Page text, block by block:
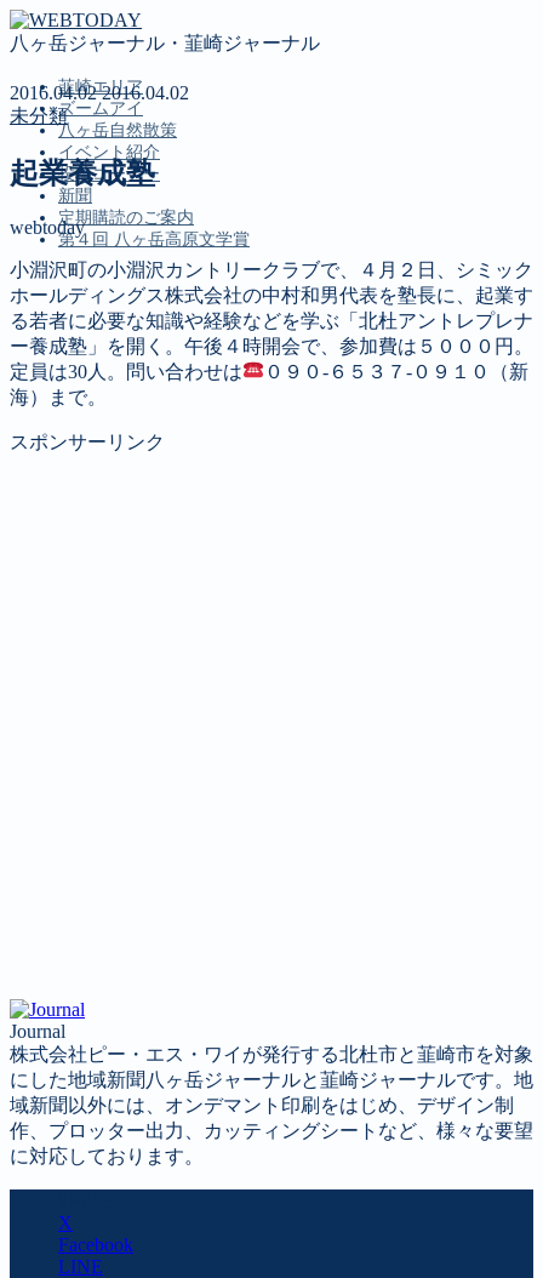
八ヶ岳ジャーナル・韮崎ジャーナル
韮崎エリア
ズームアイ
八ヶ岳自然散策
イベント紹介
投稿コーナー
新聞
定期購読のご案内
第４回 八ヶ岳高原文学賞
MENU
韮崎エリア
ズームアイ
八ヶ岳自然散策
イベント紹介
投稿コーナー
2016.04.022016.04.02
未分類
起業養成塾
webtoday
小淵沢町の小淵沢カントリークラブで、４月２日、シミック
ホールディングス株式会社の中村和男代表を塾長に、起業す
る若者に必要な知識や経験などを学ぶ「北杜アントレプレナ
ー養成塾」を開く。午後４時開会で、参加費は５０００円。
定員は30人。問い合わせは
０９０‐６５３７‐０９１０（新
海）まで。
スポンサーリンク
Journal
株式会社ピー・エス・ワイが発行する北杜市と韮崎市を対象
にした地域新聞八ヶ岳ジャーナルと韮崎ジャーナルです。地
域新聞以外には、オンデマント印刷をはじめ、デザイン制
作、プロッター出力、カッティングシートなど、様々な要望
に対応しております。
X
Facebook
LINE